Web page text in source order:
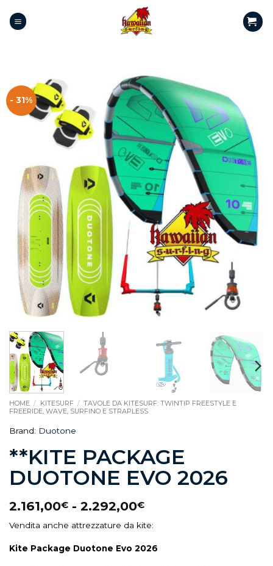
- 31%
HOME / KITESURF / TAVOLE DA KITESURF: TWINTIP FREESTYLE E
FREERIDE, WAVE, SURFINO E STRAPLESS
Brand: Duotone
**KITE PACKAGE
DUOTONE EVO 2026
2.161,00€ - 2.292,00€
Vendita anche attrezzature da kite:
Kite Package Duotone Evo 2026